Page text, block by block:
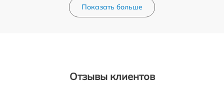
Показать больше
Отзывы клиентов